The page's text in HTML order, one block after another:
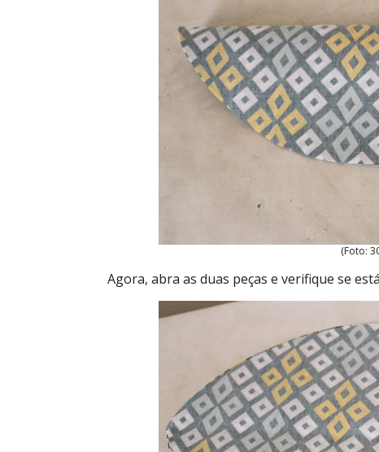
(Foto:
Agora, abra as duas peças e verifique se